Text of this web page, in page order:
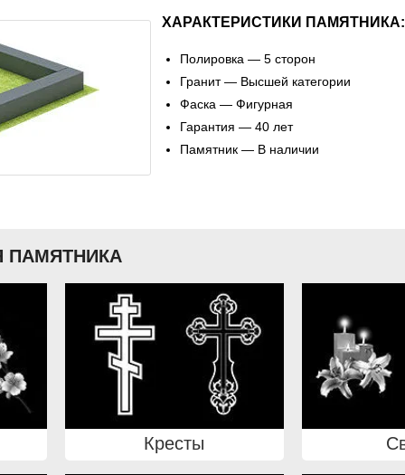
ХАРАКТЕРИСТИКИ ПАМЯТНИКА:
Полировка — 5 сторон
Гранит — Высшей категории
Фаска — Фигурная
Гарантия — 40 лет
Памятник — В наличии
ПАМЯТНИКА
Кресты